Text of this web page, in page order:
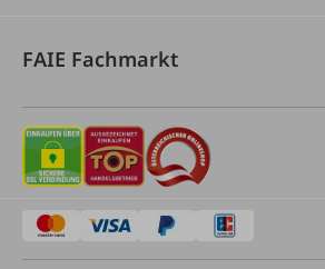
FAIE Fachmarkt